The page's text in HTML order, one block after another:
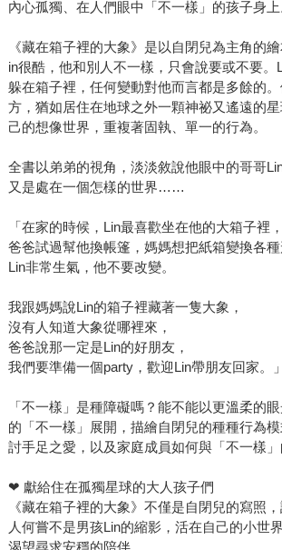
內心孤獨、在人們眼中「不一樣」的孩子身上
《藏在箱子裡的大象》是以自閉兒為主角的
in很酷，他和別人不一樣，只會說要或不要。
躲在箱子裡，任何變動對他而言都是多餘的
方，猶如居住在地球之外一顆神祕又遙遠的
己的想像世界，重複著固執、單一的行為。
全書以弟弟的視角，淡淡敘說他眼中的哥哥
又是處在一個怎樣的世界……
「在家的時候，Lin最喜歡坐在他的大箱子裡，
爸爸試過幫他換帳篷，媽媽想把紙箱變換各種
Lin非常生氣，他不要改變。
我跟媽媽說Lin的箱子裡藏著一隻大象，
沒有人知道大象從哪裡來，
爸爸說那一定是Lin的好朋友，
我們要準備一個party，歡迎Lin帶朋友回家。」
「不一樣」是種障礙嗎？能不能以更溫柔的
的「不一樣」展開，描繪自閉兒的種種行為
討手足之愛，以及家庭成員如何與「不一樣」
❤ 獻給住在孤獨星球的大人孩子們
《藏在箱子裡的大象》不僅是自閉兒的寫照
人何嘗不是男孩Lin的縮影，活在自己的小世
渴望尋求安穩的陪伴。